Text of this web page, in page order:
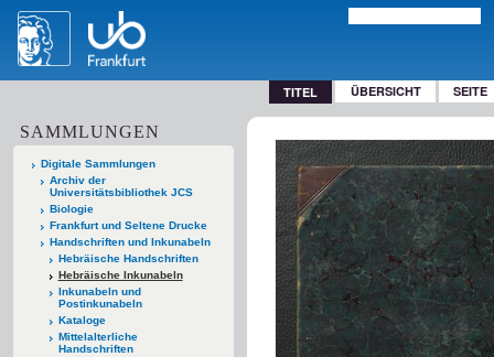
TITEL ÜBERSICHT SEITE
SAMMLUNGEN
Digitale Sammlungen
Archiv der
Universitätsbibliothek JCS
Biologie
Frankfurt und Seltene Drucke
Handschriften und Inkunabeln
Hebräische Handschriften
Hebräische Inkunabeln
Inkunabeln und
Postinkunabeln
Kataloge
Mittelalterliche
Handschriften